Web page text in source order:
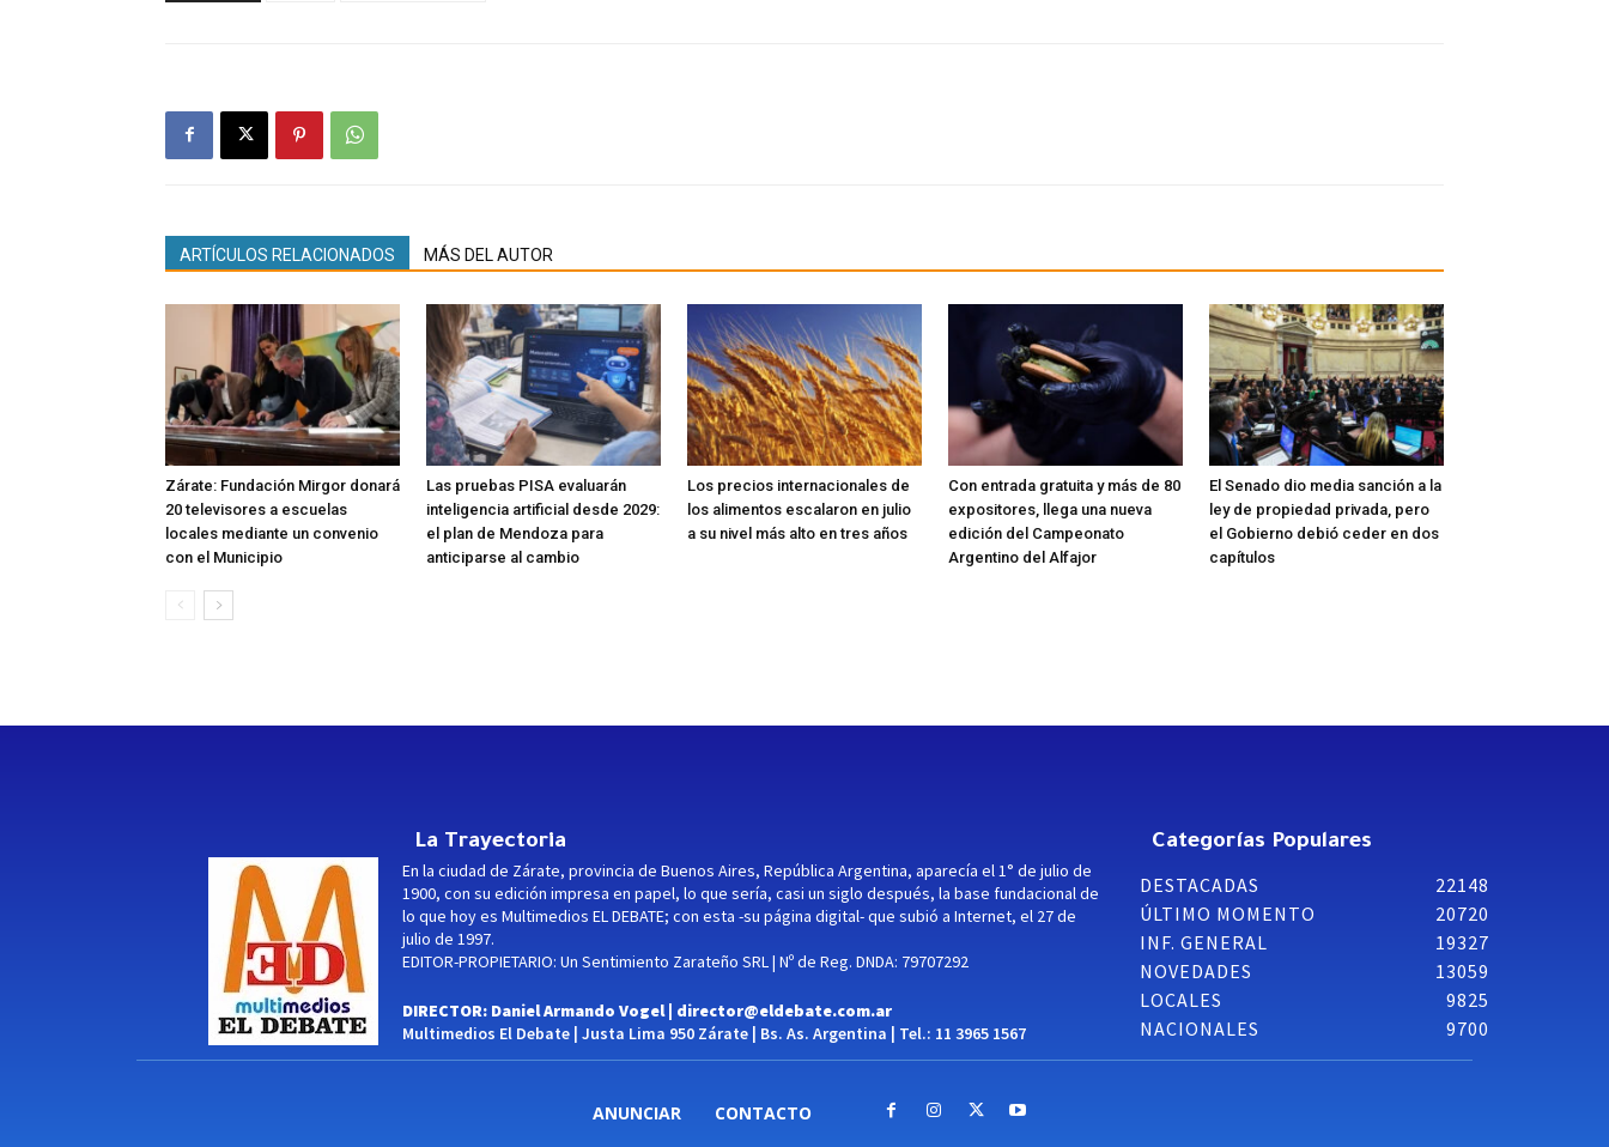
ARTÍCULOS RELACIONADOS MÁS DEL AUTOR
Zárate: Fundación Mirgor donará
20 televisores a escuelas
locales mediante un convenio
con el Municipio
Las pruebas PISA evaluarán
inteligencia artificial desde 2029:
el plan de Mendoza para
anticiparse al cambio
Los precios internacionales de
los alimentos escalaron en julio
a su nivel más alto en tres años
Con entrada gratuita y más de 80
expositores, llega una nueva
edición del Campeonato
Argentino del Alfajor
El Senado dio media sanción a la
ley de propiedad privada, pero
el Gobierno debió ceder en dos
capítulos
La Trayectoria
En la ciudad de Zárate, provincia de Buenos Aires, República Argentina, aparecía el 1° de julio de
1900, con su edición impresa en papel, lo que sería, casi un siglo después, la base fundacional de
lo que hoy es Multimedios EL DEBATE; con esta -su página digital- que subió a Internet, el 27 de
julio de 1997.
EDITOR-PROPIETARIO: Un Sentimiento Zarateño SRL | Nº de Reg. DNDA: 79707292
DIRECTOR: Daniel Armando Vogel | director@eldebate.com.ar
Multimedios El Debate | Justa Lima 950 Zárate | Bs. As. Argentina | Tel.: 11 3965 1567
Categorías Populares
DESTACADAS
22148
ÚLTIMO MOMENTO
20720
INF. GENERAL
19327
NOVEDADES
13059
LOCALES
9825
NACIONALES
9700
ANUNCIAR CONTACTO